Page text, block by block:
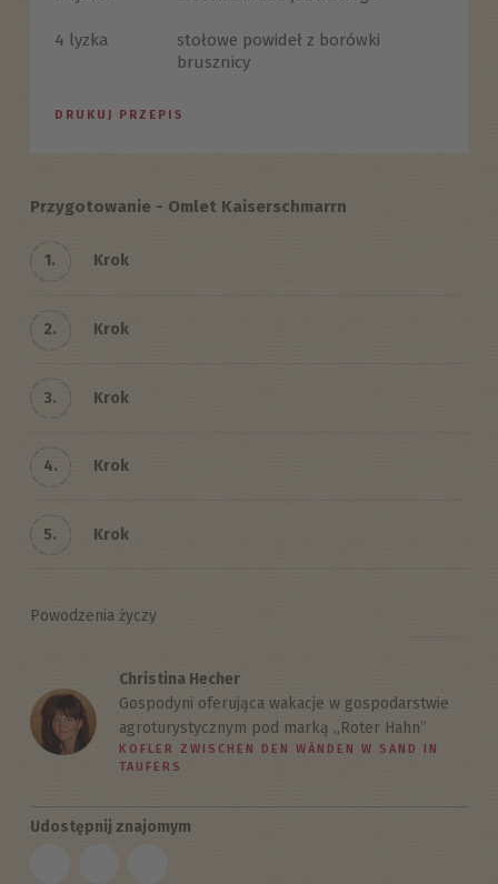
4 lyzka
stołowe powideł z borówki
brusznicy
DRUKUJ PRZEPIS
Przygotowanie - Omlet Kaiserschmarrn
1. Krok
2. Krok
3. Krok
4. Krok
5. Krok
Powodzenia życzy
Christina Hecher
Gospodyni oferująca wakacje w gospodarstwie
agroturystycznym pod marką „Roter Hahn”
KOFLER ZWISCHEN DEN WÄNDEN W SAND IN
TAUFERS
Udostępnij znajomym